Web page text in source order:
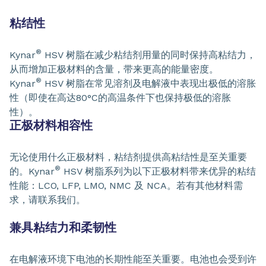
粘结性
Kynar® HSV 树脂在减少粘结剂用量的同时保持高粘结力，
从而增加正极材料的含量，带来更高的能量密度。
Kynar® HSV 树脂在常见溶剂及电解液中表现出极低的溶胀
性（即使在高达80°C的高温条件下也保持极低的溶胀
性）。
正极材料相容性
无论使用什么正极材料，粘结剂提供高粘结性是至关重要
的。Kynar® HSV 树脂系列为以下正极材料带来优异的粘结
性能：LCO, LFP, LMO, NMC 及 NCA。若有其他材料需
求，请联系我们。
兼具粘结力和柔韧性
在电解液环境下电池的长期性能至关重要。电池也会受到许